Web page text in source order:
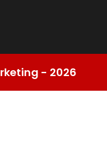
- 2026